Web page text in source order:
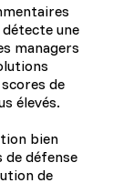
une
managers
de
élevés.
bien
de défense
de